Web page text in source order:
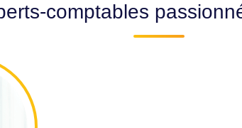
comptables